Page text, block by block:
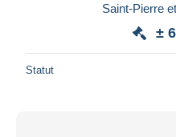
Saint-Pierre
±
Statut